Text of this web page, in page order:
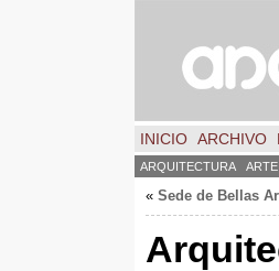
INICIO ARCHIVO
ARQUITECTURA ARTE
« Sede de Bellas